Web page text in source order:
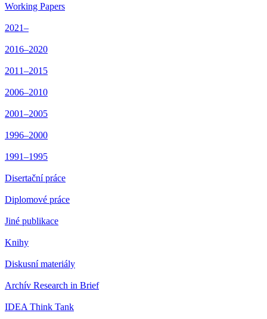
Working Papers
2021–
2016–2020
2011–2015
2006–2010
2001–2005
1996–2000
1991–1995
Disertační práce
Diplomové práce
Jiné publikace
Knihy
Diskusní materiály
Archív Research in Brief
IDEA Think Tank